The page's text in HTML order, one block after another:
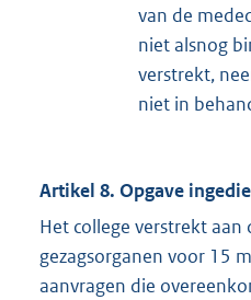
van de
niet alsnog
verstrekt,
niet in
Artikel 8. Opgave
Het college verstrekt aan
gezagsorganen voor 15
aanvragen die